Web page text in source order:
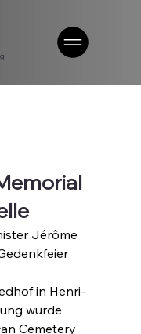
Jérôme
in Henri-
wurde
Cemetery